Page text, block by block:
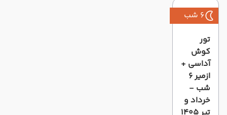
6 شب
تور
کوش
آداسی +
ازمیر 6
شب -
خرداد و